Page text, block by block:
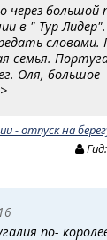
через большой
в " Тур
словами.
семья.
Оля, большое
>
- отпуск на
Гид:
по-